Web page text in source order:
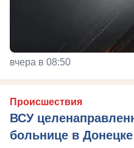
вчера в 08:50
Происшествия
ВСУ
больнице в